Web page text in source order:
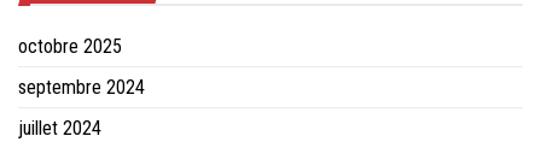
octobre 2025
septembre 2024
juillet 2024